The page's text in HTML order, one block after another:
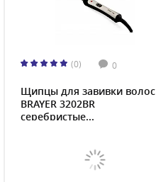
(0) 0
Щипцы для завивки волос
BRAYER 3202BR
серебристые...